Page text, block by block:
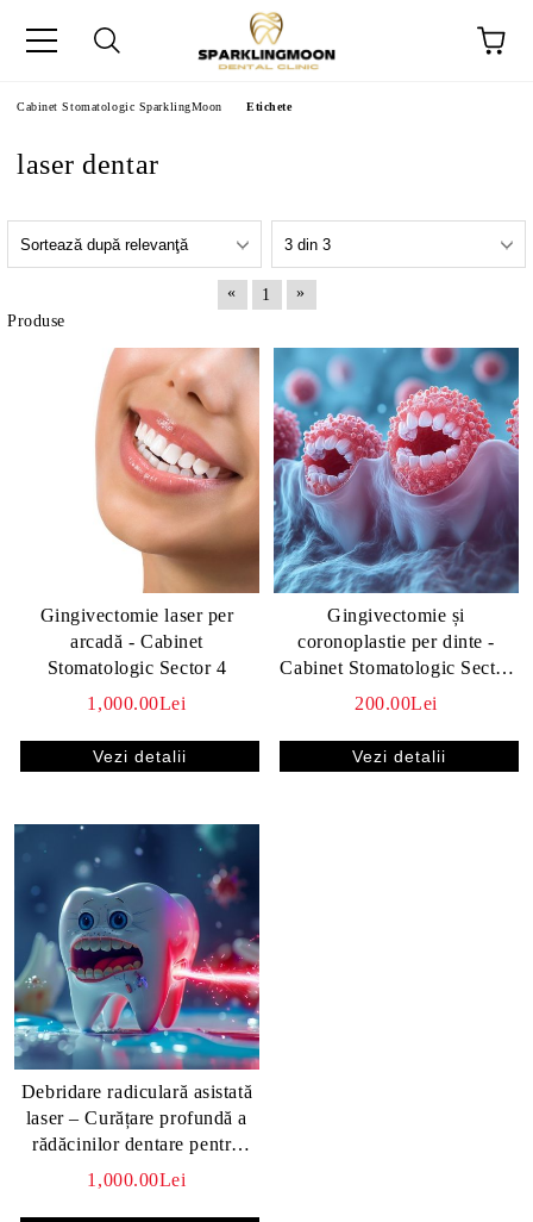
despre
Cabinet Stomatologic SparklingMoon Etichete
laser dentar
« 1
»
Produse
Gingivectomie laser per
arcadă - Cabinet
Stomatologic Sector 4
1,000.00Lei
Vezi detalii
Gingivectomie și
coronoplastie per dinte -
Cabinet Stomatologic Sector
4
200.00Lei
Vezi detalii
Debridare radiculară asistată
laser – Curățare profundă a
rădăcinilor dentare pentru
sănătatea gingiilor.
1,000.00Lei